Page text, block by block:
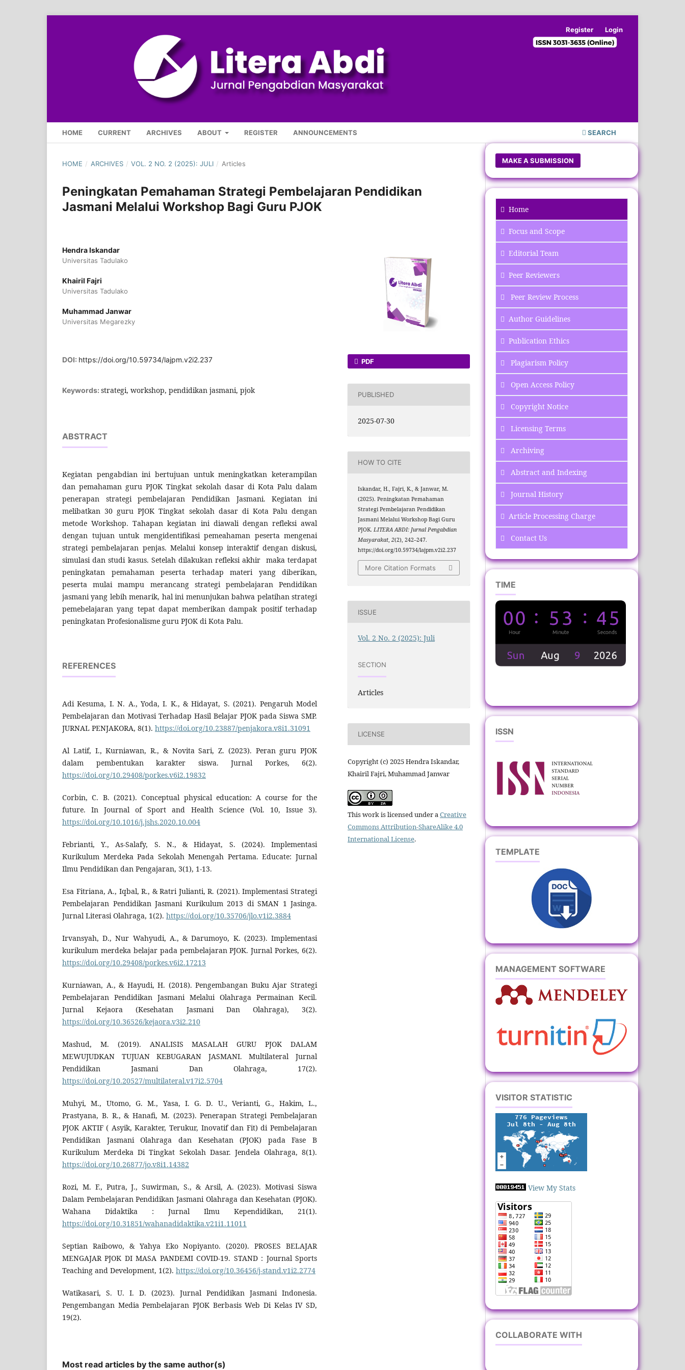
HOME CURRENT ARCHIVES ABOUT REGISTER ANNOUNCEMENTS SEARCH
Register Login
HOME / ARCHIVES / VOL. 2 NO. 2 (2025): JULI / Articles
Peningkatan Pemahaman Strategi Pembelajaran Pendidikan
Jasmani Melalui Workshop Bagi Guru PJOK
Hendra Iskandar
Universitas Tadulako
Khairil Fajri
Universitas Tadulako
Muhammad Janwar
Universitas Megarezky
DOI: https://doi.org/10.59734/lajpm.v2i2.237
Keywords: strategi, workshop, pendidikan jasmani, pjok
ABSTRACT
Kegiatan pengabdian ini bertujuan untuk meningkatkan keterampilan
dan pemahaman guru PJOK Tingkat sekolah dasar di Kota Palu dalam
penerapan strategi pembelajaran Pendidikan Jasmani. Kegiatan ini
melibatkan 30 guru PJOK Tingkat sekolah dasar di Kota Palu dengan
metode Workshop. Tahapan kegiatan ini diawali dengan refleksi awal
dengan tujuan untuk mengidentifikasi pemeahaman peserta mengenai
strategi pembelajaran penjas. Melalui konsep interaktif dengan diskusi,
simulasi dan studi kasus. Setelah dilakukan refleksi akhir maka terdapat
peningkatan pemahaman peserta terhadap materi yang diberikan,
peserta mulai mampu merancang strategi pembelajaran Pendidikan
jasmani yang lebih menarik, hal ini menunjukan bahwa pelatihan strategi
pemebelajaran yang tepat dapat memberikan dampak positif terhadap
peningkatan Profesionalisme guru PJOK di Kota Palu.
REFERENCES
Adi Kesuma, I. N. A., Yoda, I. K., & Hidayat, S. (2021). Pengaruh Model
Pembelajaran dan Motivasi Terhadap Hasil Belajar PJOK pada Siswa SMP.
JURNAL PENJAKORA, 8(1). https://doi.org/10.23887/penjakora.v8i1.31091
Al Latif, I., Kurniawan, R., & Novita Sari, Z. (2023). Peran guru PJOK
dalam pembentukan karakter siswa. Jurnal Porkes, 6(2).
https://doi.org/10.29408/porkes.v6i2.19832
Corbin, C. B. (2021). Conceptual physical education: A course for the
future. In Journal of Sport and Health Science (Vol. 10, Issue 3).
https://doi.org/10.1016/j.jshs.2020.10.004
Febrianti, Y., As-Salafy, S. N., & Hidayat, S. (2024). Implementasi
Kurikulum Merdeka Pada Sekolah Menengah Pertama. Educate: Jurnal
Ilmu Pendidikan dan Pengajaran, 3(1), 1-13.
Esa Fitriana, A., Iqbal, R., & Ratri Julianti, R. (2021). Implementasi Strategi
Pembelajaran Pendidikan Jasmani Kurikulum 2013 di SMAN 1 Jasinga.
Jurnal Literasi Olahraga, 1(2). https://doi.org/10.35706/jlo.v1i2.3884
Irvansyah, D., Nur Wahyudi, A., & Darumoyo, K. (2023). Implementasi
kurikulum merdeka belajar pada pembelajaran PJOK. Jurnal Porkes, 6(2).
https://doi.org/10.29408/porkes.v6i2.17213
Kurniawan, A., & Hayudi, H. (2018). Pengembangan Buku Ajar Strategi
Pembelajaran Pendidikan Jasmani Melalui Olahraga Permainan Kecil.
Jurnal Kejaora (Kesehatan Jasmani Dan Olahraga), 3(2).
https://doi.org/10.36526/kejaora.v3i2.210
Mashud, M. (2019). ANALISIS MASALAH GURU PJOK DALAM
MEWUJUDKAN TUJUAN KEBUGARAN JASMANI. Multilateral Jurnal
Pendidikan Jasmani Dan Olahraga, 17(2).
https://doi.org/10.20527/multilateral.v17i2.5704
Muhyi, M., Utomo, G. M., Yasa, I. G. D. U., Verianti, G., Hakim, L.,
Prastyana, B. R., & Hanafi, M. (2023). Penerapan Strategi Pembelajaran
PJOK AKTIF ( Asyik, Karakter, Terukur, Inovatif dan Fit) di Pembelajaran
Pendidikan Jasmani Olahraga dan Kesehatan (PJOK) pada Fase B
Kurikulum Merdeka Di Tingkat Sekolah Dasar. Jendela Olahraga, 8(1).
https://doi.org/10.26877/jo.v8i1.14382
Rozi, M. F., Putra, J., Suwirman, S., & Arsil, A. (2023). Motivasi Siswa
Dalam Pembelajaran Pendidikan Jasmani Olahraga dan Kesehatan (PJOK).
Wahana Didaktika : Jurnal Ilmu Kependidikan, 21(1).
https://doi.org/10.31851/wahanadidaktika.v21i1.11011
Septian Raibowo, & Yahya Eko Nopiyanto. (2020). PROSES BELAJAR
MENGAJAR PJOK DI MASA PANDEMI COVID-19. STAND : Journal Sports
Teaching and Development, 1(2). https://doi.org/10.36456/j-stand.v1i2.2774
Watikasari, S. U. I. D. (2023). Jurnal Pendidikan Jasmani Indonesia.
Pengembangan Media Pembelajaran PJOK Berbasis Web Di Kelas IV SD,
19(2).
PDF
PUBLISHED
2025-07-30
HOW TO CITE
Iskandar, H., Fajri, K., & Janwar, M.
(2025). Peningkatan Pemahaman
Strategi Pembelajaran Pendidikan
Jasmani Melalui Workshop Bagi Guru
PJOK.LITERA ABDI: Jurnal Pengabdian
Masyarakat,2(2), 242–247.
https://doi.org/10.59734/lajpm.v2i2.237
More Citation Formats
ISSUE
Vol. 2 No. 2 (2025): Juli
SECTION
Articles
LICENSE
Copyright (c) 2025 Hendra Iskandar,
Khairil Fajri, Muhammad Janwar
This work is licensed under a Creative
Commons Attribution-ShareAlike 4.0
International License.
Most read articles by the same author(s)
MAKE A SUBMISSION
Home
Focus and Scope
Editorial Team
Peer Reviewers
Peer Review Process
Author Guidelines
Publication Ethics
Plagiarism Policy
Open Access Policy
Copyright Notice
Licensing Terms
Archiving
Abstract and Indexing
Journal History
Article Processing Charge
Contact Us
TIME
ISSN
TEMPLATE
MANAGEMENT SOFTWARE
VISITOR STATISTIC
View My Stats
COLLABORATE WITH